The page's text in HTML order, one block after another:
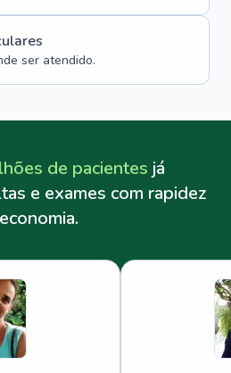
ser atendido.
de pacientes já
e exames com rapidez